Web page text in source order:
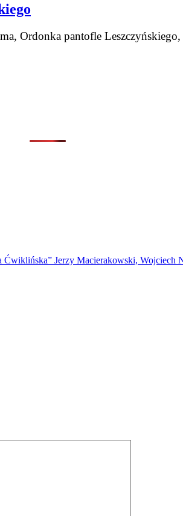
Ordonka pantofle
Ćwiklińska” Jerzy Macierakowski, Wojciech